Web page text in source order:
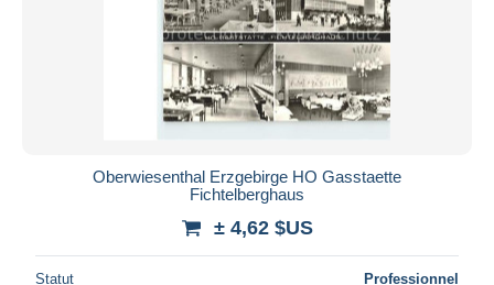
Oberwiesenthal Erzgebirge HO Gasstaette
Fichtelberghaus
± 4,62 $US
Statut Professionnel